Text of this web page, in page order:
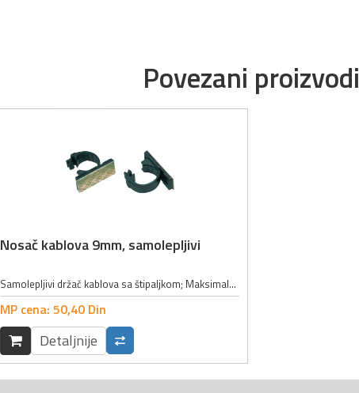
Povezani proizvodi
Nosač kablova 9mm, samolepljivi
Samolepljivi držač kablova sa štipaljkom; Maksimalni ukupni prečnik kablova: 9mm
MP cena: 50,40 Din
Detaljnije